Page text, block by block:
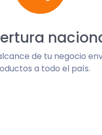
de tu negocio
a todo el país.